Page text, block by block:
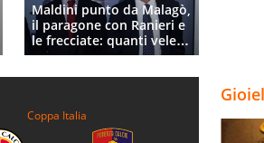
Maldini punto da Malagò,
il paragone con Ranieri e
le frecciate: quanti veleni
dopo l'addio per il caso
Coppa Italia